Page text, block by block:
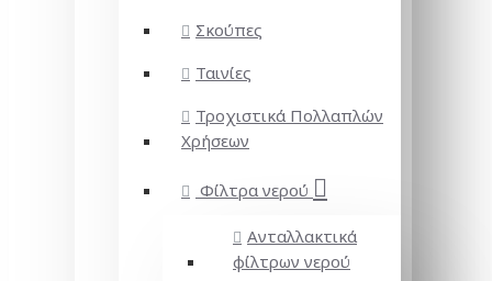
Σκούπες
Ταινίες
Τροχιστικά Πολλαπλών
Χρήσεων
Φίλτρα νερού
Ανταλλακτικά
φίλτρων νερού